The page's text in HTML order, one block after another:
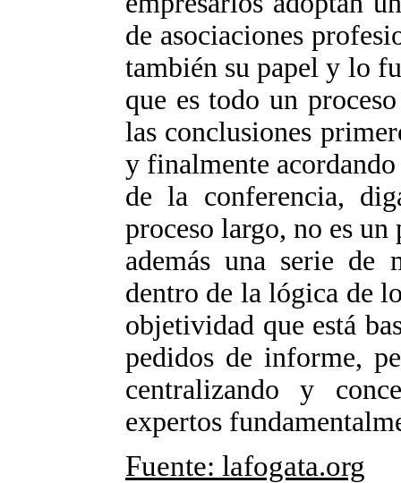
de asociaciones
también su papel y lo
que es todo un
las conclusiones
y finalmente acordando
de la conferencia,
proceso largo, no es
además una serie de
dentro de la lógica de
objetividad que está
pedidos de informe,
centralizando y
expertos
Fuente: lafogata.org